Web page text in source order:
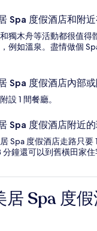
Spa 度假酒店和附
獨木舟等活動都很值得
例如溫泉。盡情做個
Spa 度假酒店內部
設 1 間餐廳。
Spa 度假酒店附近
Spa 度假酒店走路只要
分鐘還可以到舊橫田家住
Spa 度